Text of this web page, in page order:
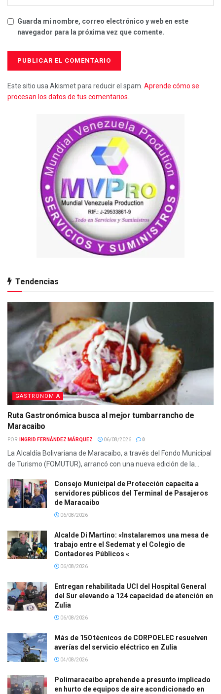
Guarda mi nombre, correo electrónico y web en este
navegador para la próxima vez que comente.
Este sitio usa Akismet para reducir el spam. Aprende cómo se
procesan los datos de tus comentarios.
Tendencias
GASTRONOMIA
Ruta Gastronómica busca al mejor tumbarrancho de
Maracaibo
POR: INGRID FERNÁNDEZ MÁRQUEZ 06/08/2026 0
La Alcaldía Bolivariana de Maracaibo, a través del Fondo Municipal
de Turismo (FOMUTUR), arrancó con una nueva edición de la...
Consejo Municipal de Protección capacita a
servidores públicos del Terminal de Pasajeros
de Maracaibo
06/08/2026
Alcalde Di Martino: «Instalaremos una mesa de
trabajo entre el Sedemat y el Colegio de
Contadores Públicos «
06/08/2026
Entregan rehabilitada UCI del Hospital General
del Sur elevando a 124 capacidad de atención en
Zulia
06/08/2026
Más de 150 técnicos de CORPOELEC resuelven
averías del servicio eléctrico en Zulia
04/08/2026
Polimaracaibo aprehende a presunto implicado
en hurto de equipos de aire acondicionado en